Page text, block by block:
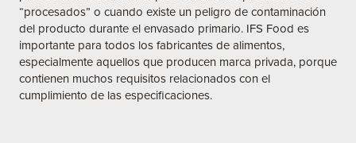
“procesados” o cuando existe un peligro de contaminación
del producto durante el envasado primario. IFS Food es
importante para todos los fabricantes de alimentos,
especialmente aquellos que producen marca privada, porque
contienen muchos requisitos relacionados con el
cumplimiento de las especificaciones.